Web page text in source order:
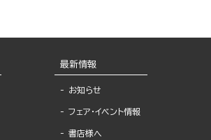
最新情報
お知らせ
フェア・イベント情報
書店様へ